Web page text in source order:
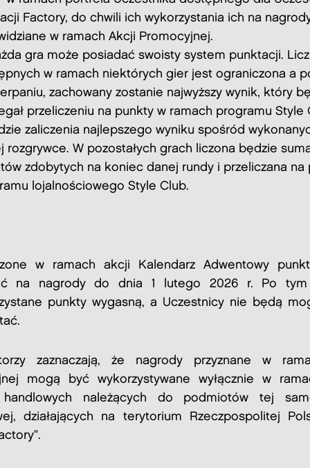
Factory, do chwili ich wykorzystania ich na
w ramach Akcji Promocyjnej.
gra może posiadać swoisty system punktacji.
w ramach niektórych gier jest ograniczona a
zachowany zostanie najwyższy wynik, który
przeliczeniu na punkty w ramach programu Style
zaliczenia najlepszego wyniku spośród
rozgrywce. W pozostałych grach liczona będzie
zdobytych na koniec danej rundy i przeliczana na
lojalnościowego Style Club.
w ramach akcji Kalendarz Adwentowy
na nagrody do dnia 1 lutego 2026 r. Po tym
punkty wygasną, a Uczestnicy nie będą
zaznaczają, że nagrody przyznane w
mogą być wykorzystywane wyłącznie w
handlowych należących do podmiotów tej
działających na terytorium Rzeczpospolitej